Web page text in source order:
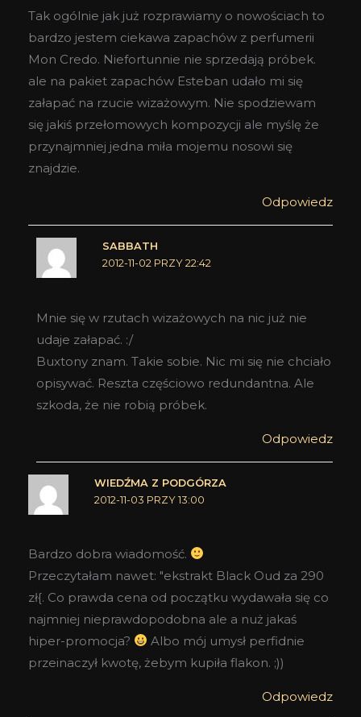
Tak ogólnie jak już rozprawiamy o nowościach to
bardzo jestem ciekawa zapachów z perfumerii
Mon Credo. Niefortunnie nie sprzedają próbek.
ale na pakiet zapachów Esteban udało mi się
załapać na rzucie wizażowym. Nie spodziewam
się jakiś przełomowych kompozycji ale myślę że
przynajmniej jedna miła mojemu nosowi się
znajdzie.
Odpowiedz
SABBATH
2012-11-02 PRZY 22:42
Mnie się w rzutach wizażowych na nic już nie
udaje załapać. :/
Buxtony znam. Takie sobie. Nic mi się nie chciało
opisywać. Reszta częściowo redundantna. Ale
szkoda, że nie robią próbek.
Odpowiedz
WIEDŹMA Z PODGÓRZA
2012-11-03 PRZY 13:00
Bardzo dobra wiadomość.
Przeczytałam nawet: "ekstrakt Black Oud za 290
zł{. Co prawda cena od początku wydawała się co
najmniej nieprawdopodobna ale a nuż jakaś
hiper-promocja?
Albo mój umysł perfidnie
przeinaczył kwotę, żebym kupiła flakon. ;))
Odpowiedz